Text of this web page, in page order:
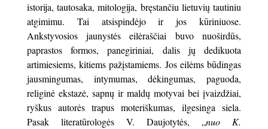
istorija, tautosaka, mitologija, bręstančiu lietuvių tautiniu
atgimimu. Tai atsispindėjo ir jos kūriniuose.
Ankstyvosios jaunystės eilėraščiai buvo nuoširdūs,
paprastos formos, panegiriniai, dalis jų dedikuota
artimiesiems, kitiems pažįstamiems. Jos eilėms būdingas
jausmingumas, intymumas, dėkingumas, paguoda,
religinė ekstazė, sapnų ir maldų motyvai bei įvaizdžiai,
ryškus autorės trapus moteriškumas, ilgesinga siela.
Pasak literatūrologės V. Daujotytės, „nuo K.